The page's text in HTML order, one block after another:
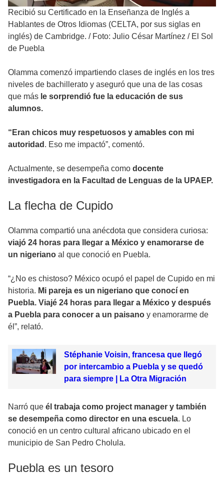
Recibió su Certificado en la Enseñanza de Inglés a
Hablantes de Otros Idiomas (CELTA, por sus siglas en
inglés) de Cambridge. / Foto: Julio César Martínez / El Sol
de Puebla
Olamma comenzó impartiendo clases de inglés en los tres
niveles de bachillerato y aseguró que una de las cosas
que más le sorprendió fue la educación de sus
alumnos.
“Eran chicos muy respetuosos y amables con mi
autoridad . Eso me impactó”, comentó.
Actualmente, se desempeña como docente
investigadora en la Facultad de Lenguas de la UPAEP.
La flecha de Cupido
Olamma compartió una anécdota que considera curiosa:
viajó 24 horas para llegar a México y enamorarse de
un nigeriano al que conoció en Puebla.
“¿No es chistoso? México ocupó el papel de Cupido en mi
historia. Mi pareja es un nigeriano que conocí en
Puebla. Viajé 24 horas para llegar a México y después
a Puebla para conocer a un paisano y enamorarme de
él”, relató.
Stéphanie Voisin, francesa que llegó
por intercambio a Puebla y se quedó
para siempre | La Otra Migración
Narró que él trabaja como project manager y también
se desempeña como director en una escuela. Lo
conoció en un centro cultural africano ubicado en el
municipio de San Pedro Cholula.
Puebla es un tesoro